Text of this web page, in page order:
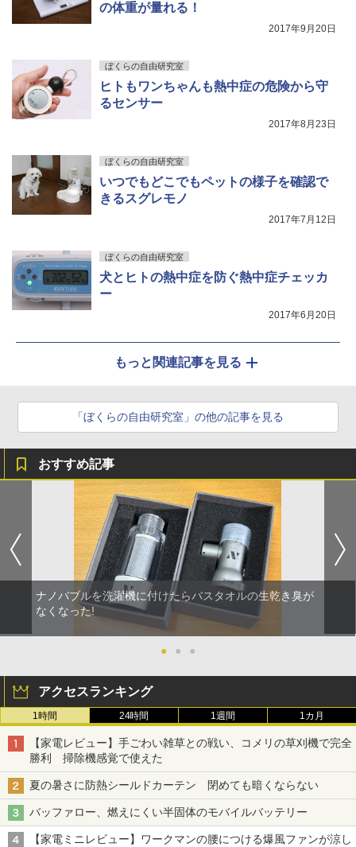
の体重が量れる！
2017年9月20日
ぼくらの自由研究室
ヒトもワンちゃんも熱中症の危険から守
るセンサー
2017年8月23日
ぼくらの自由研究室
いつでもどこでもペットの様子を確認で
きるスグレモノ
2017年7月12日
ぼくらの自由研究室
犬とヒトの熱中症を防ぐ熱中症チェッカ
ー
2017年6月20日
もっと関連記事を見る
「ぼくらの自由研究室」の他の記事を見る
おすすめ記事
ナノバブルを洗濯機に付けたらバスタオルの生乾き臭が
なくなった!
● ● ●
アクセスランキング
1時間 24時間 1週間 1カ月
【家電レビュー】手ごわい雑草との戦い、コメリの草刈機で完全
勝利 掃除機感覚で使えた
夏の暑さに防熱シールドカーテン 閉めても暗くならない
バッファロー、燃えにくい半固体のモバイルバッテリー
【家電ミニレビュー】ワークマンの腰につける爆風ファンが涼し